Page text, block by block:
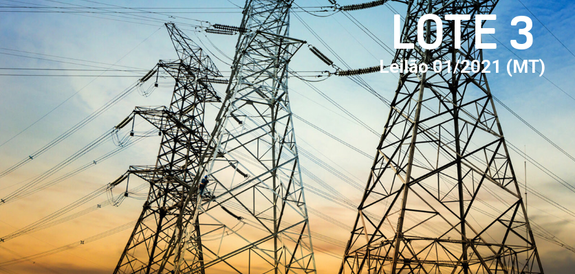
LOTE 3
Leilão 01/2021 (MT)